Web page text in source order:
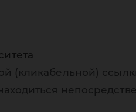
(кликабельной)